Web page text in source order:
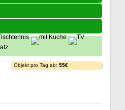
Objekt pro Tag ab: 55€